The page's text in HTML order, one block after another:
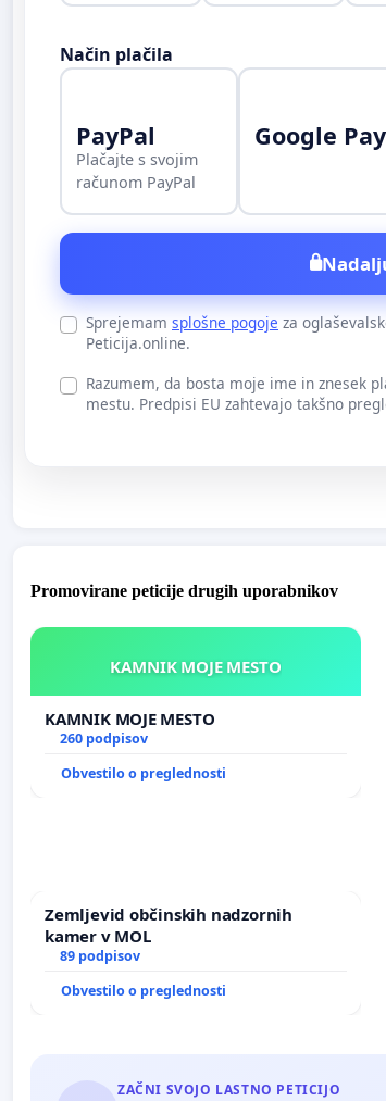
Način plačila
PayPal
Plačajte s svojim
računom PayPal
Google Pay
Sprejemam splošne pogoje za
Peticija.online.
Razumem, da bosta moje ime in znesek
mestu. Predpisi EU zahtevajo takšno
Promovirane peticije drugih uporabnikov
KAMNIK MOJE MESTO
KAMNIK MOJE MESTO
260 podpisov
Obvestilo o preglednosti
Zemljevid občinskih nadzornih
kamer v MOL
89 podpisov
Obvestilo o preglednosti
ZAČNI SVOJO LASTNO PETICIJO